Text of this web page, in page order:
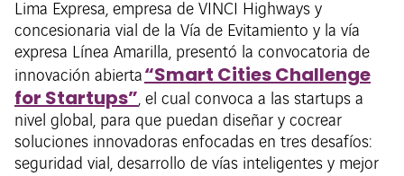
Lima Expresa, empresa de VINCI Highways y
concesionaria vial de la Vía de Evitamiento y la vía
expresa Línea Amarilla, presentó la convocatoria de
innovación abierta “Smart Cities Challenge
for Startups”, el cual convoca a las startups a
nivel global, para que puedan diseñar y cocrear
soluciones innovadoras enfocadas en tres desafíos:
seguridad vial, desarrollo de vías inteligentes y mejor